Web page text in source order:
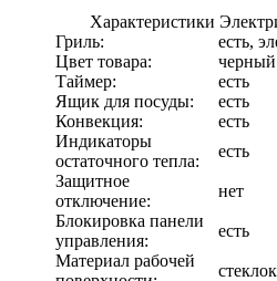
Характеристики
Гриль:
есть,
Цвет товара:
черный
Таймер:
есть
Ящик для посуды:
есть
Конвекция:
есть
Индикаторы
остаточного тепла:
есть
Защитное
отключение:
нет
Блокировка панели
управления:
есть
Материал рабочей